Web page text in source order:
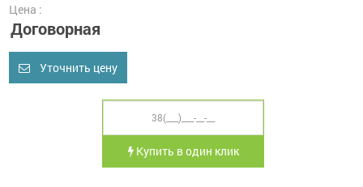
Цена :
Договорная
Уточнить цену
Купить в один клик